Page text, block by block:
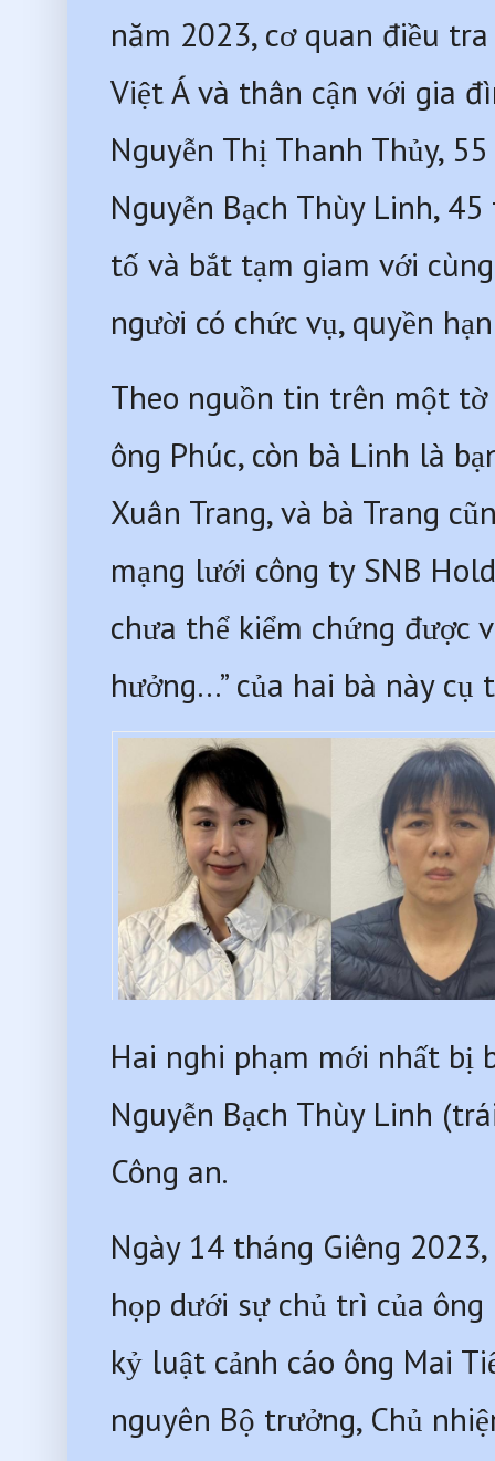
năm 2023, cơ quan điều
Việt Á và thân cận với gia
Nguyễn Thị Thanh Thủy,
Nguyễn Bạch Thùy Linh,
tố và bắt tạm giam với
người có chức vụ, quyền
Theo nguồn tin trên một tờ
ông Phúc, còn bà Linh là
Xuân Trang, và bà Trang
mạng lưới công ty SNB
chưa thể kiểm chứng được
hưởng…” của hai bà này cụ
Hai nghi phạm mới nhất bị
Nguyễn Bạch Thùy Linh
Công an.
Ngày 14 tháng Giêng
họp dưới sự chủ trì của
kỷ luật cảnh cáo ông Mai
nguyên Bộ trưởng, Chủ